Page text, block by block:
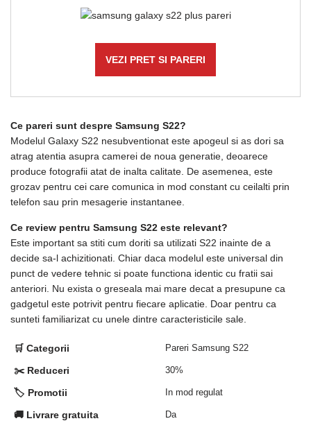
VEZI PRET SI PARERI
Ce pareri sunt despre Samsung S22?
Modelul Galaxy S22 nesubventionat este apogeul si as dori sa
atrag atentia asupra camerei de noua generatie, deoarece
produce fotografii atat de inalta calitate. De asemenea, este
grozav pentru cei care comunica in mod constant cu ceilalti prin
telefon sau prin mesagerie instantanee.
Ce review pentru Samsung S22 este relevant?
Este important sa stiti cum doriti sa utilizati S22 inainte de a
decide sa-l achizitionati. Chiar daca modelul este universal din
punct de vedere tehnic si poate functiona identic cu fratii sai
anteriori. Nu exista o greseala mai mare decat a presupune ca
gadgetul este potrivit pentru fiecare aplicatie. Doar pentru ca
sunteti familiarizat cu unele dintre caracteristicile sale.
🛒 Categorii Pareri Samsung S22
✂️ Reduceri 30%
🏷️ Promotii In mod regulat
🚚 Livrare gratuita Da